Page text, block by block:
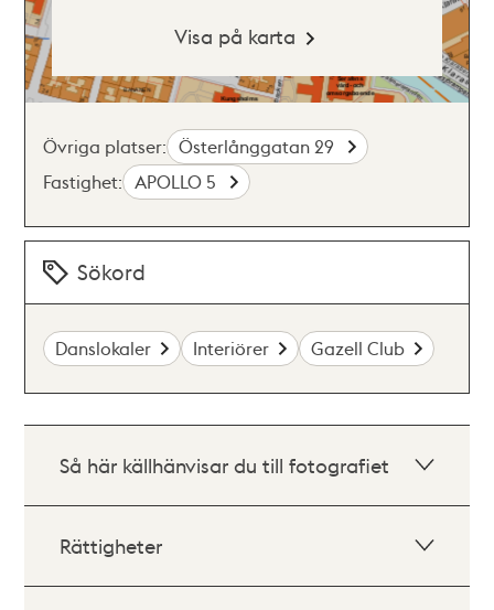
Visa på karta
Övriga platser: Österlånggatan 29
Fastighet: APOLLO 5
Sökord
Danslokaler Interiörer Gazell Club
Så här källhänvisar du till fotografiet
Rättigheter